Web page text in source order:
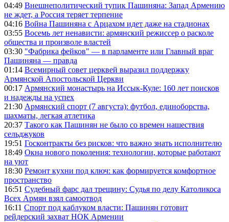
04:49 Внешнеполитический тупик Пашиняна: Запад Армению
не ждет, а Россия теряет терпение
04:16 Война Пашиняна с Арцахом идет даже на стадионах
03:55 Восемь лет ненависти: армянский режиссер о расколе
общества и произволе властей
03:30 "Фабрика фейков" — в парламенте или Главный враг
Пашиняна — правда
01:14 Всемирный совет церквей выразил поддержку
Армянской Апостольской Церкви
00:17 Армянский монастырь на Иссык-Куле: 160 лет поисков
и надежды на успех
21:30 Армянский спорт (7 августа): футбол, единоборства,
шахматы, легкая атлетика
20:37 Такого как Пашинян не было со времен нашествия
сельджуков
19:51 Госконтракты без рисков: что важно знать исполнителю
18:49 Окна нового поколения: технологии, которые работают
на уют
18:30 Ремонт кухни под ключ: как формируется комфортное
пространство
16:51 Судебный фарс дал трещину: Судья по делу Католикоса
Всех Армян взял самоотвод
16:11 Спорт под каблуком власти: Пашинян готовит
рейдерский захват НОК Армении